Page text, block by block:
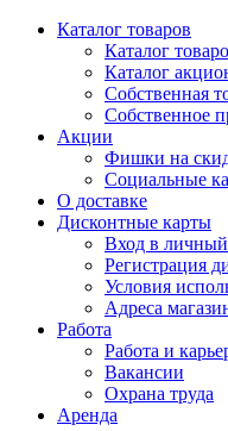
Каталог товаров
Каталог
Каталог
Собственная
Собственное
Акции
Фишки на
Социальные
О доставке
Дисконтные карты
Вход в
Регистрация
Условия
Адреса
Работа
Работа и
Вакансии
Охрана труда
Аренда